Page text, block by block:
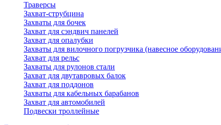
Траверсы
Захват-струбцина
Захваты для бочек
Захват для сэндвич панелей
Захват для опалубки
Захваты для вилочного погрузчика (навесное
Захват для рельс
Захваты для рулонов стали
Захват для двутавровых балок
Захват для поддонов
Захваты для кабельных барабанов
Захват для автомобилей
Подвески троллейные